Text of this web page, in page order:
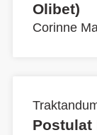
Olibet)
Corinne
Postulat